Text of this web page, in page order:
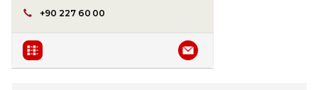
+90 227 60 00